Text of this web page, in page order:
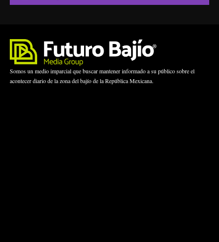
Somos un medio imparcial que buscar mantener informado a su público sobre el
acontecer diario de la zona del bajío de la República Mexicana.